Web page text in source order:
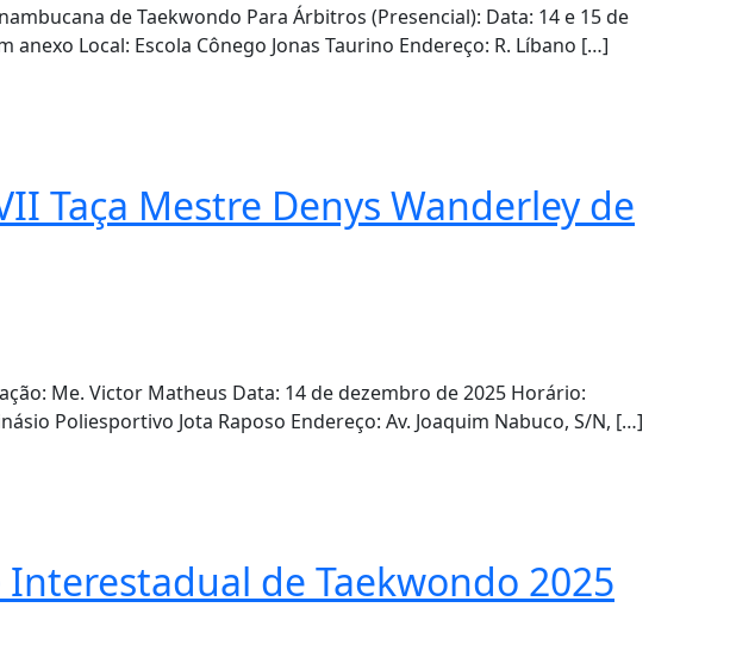
de Taekwondo Para Árbitros (Presencial): Data: 14 e 15 de
Local: Escola Cônego Jonas Taurino Endereço: R. Líbano […]
Taça Mestre Denys Wanderley de
Me. Victor Matheus Data: 14 de dezembro de 2025 Horário:
Poliesportivo Jota Raposo Endereço: Av. Joaquim Nabuco, S/N, […]
Interestadual de Taekwondo 2025